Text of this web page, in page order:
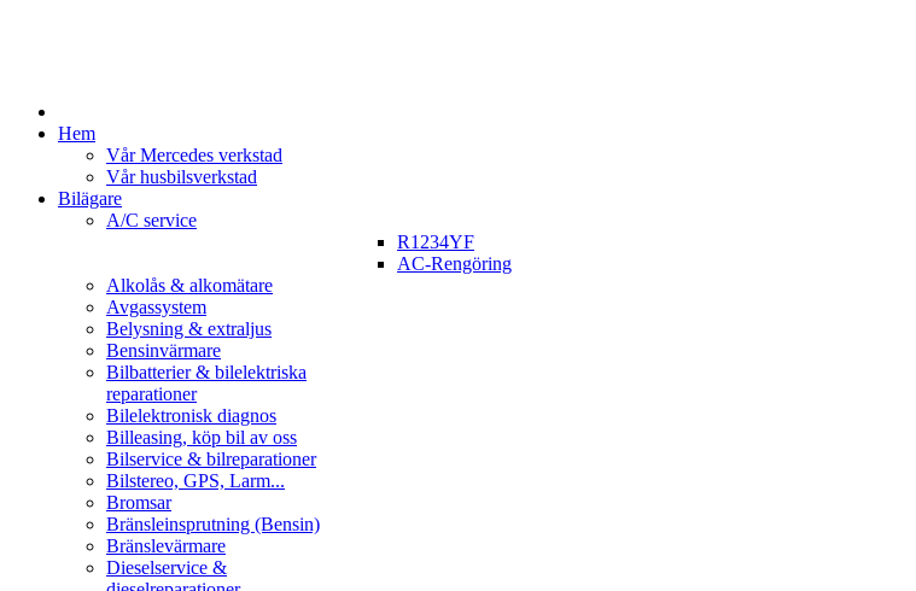
Hem
Vår Mercedes verkstad
Vår husbilsverkstad
Bilägare
A/C service
R1234YF
AC-Rengöring
Alkolås & alkomätare
Avgassystem
Belysning & extraljus
Bensinvärmare
Bilbatterier & bilelektriska
reparationer
Bilelektronisk diagnos
Billeasing, köp bil av oss
Bilservice & bilreparationer
Bilstereo, GPS, Larm...
Bromsar
Bränsleinsprutning (Bensin)
Bränslevärmare
Dieselservice &